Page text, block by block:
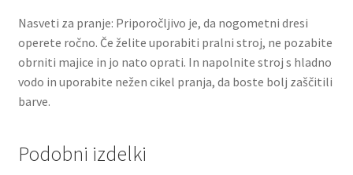
Nasveti za pranje: Priporočljivo je, da nogometni dresi
operete ročno. Če želite uporabiti pralni stroj, ne pozabite
obrniti majice in jo nato oprati. In napolnite stroj s hladno
vodo in uporabite nežen cikel pranja, da boste bolj zaščitili
barve.
Podobni izdelki